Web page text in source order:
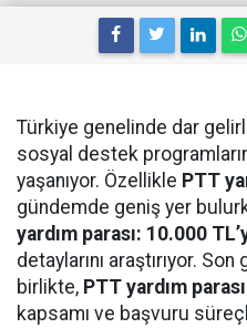
Türkiye genelinde dar
sosyal destek
yaşanıyor. Özellikle PTT
gündemde geniş yer
yardım parası: 10.000
detaylarını araştırıyor.
birlikte, PTT yardım
kapsamı ve başvuru